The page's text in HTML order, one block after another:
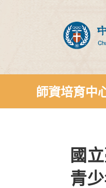
師資培育中
國
青